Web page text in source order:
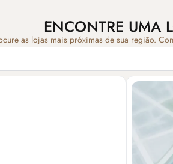
ENCONTRE UMA
as lojas mais próximas de sua região.